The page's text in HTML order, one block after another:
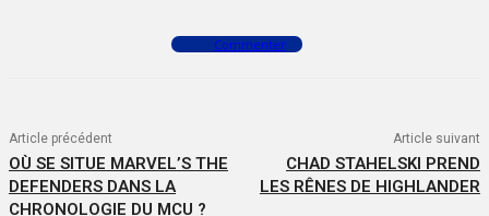
Commenter
Article précédent
OÙ SE SITUE MARVEL’S THE
DEFENDERS DANS LA
CHRONOLOGIE DU MCU ?
Article suivant
CHAD STAHELSKI PREND
LES RÊNES DE HIGHLANDER